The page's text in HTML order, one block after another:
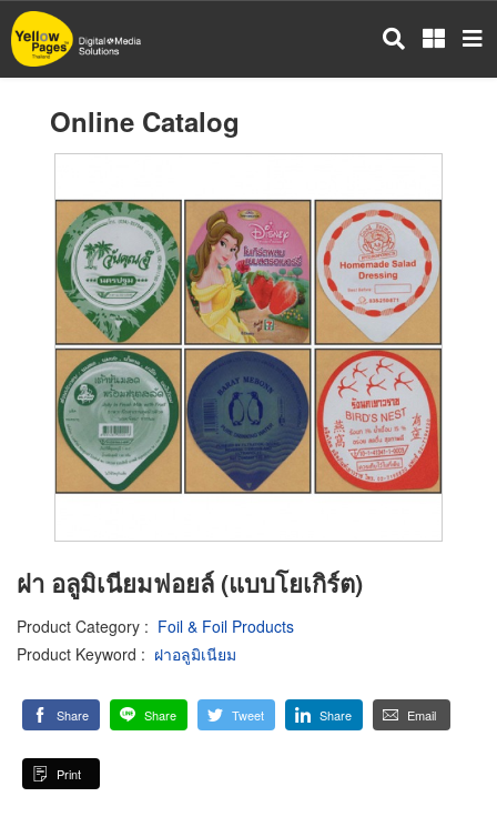
Skip
to
main
Online Catalog
ฝา อลูมิเนียมฟอยล์ (แบบโยเกิร์ต)
Product Category : Foil & Foil Products
Product Keyword : ฝาอลูมิเนียม
Share Share Tweet Share Email
Print